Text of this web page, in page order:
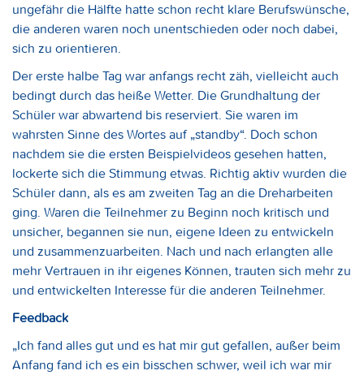
ungefähr die Hälfte hatte schon recht klare Berufswünsche,
die anderen waren noch unentschieden oder noch dabei,
sich zu orientieren.
Der erste halbe Tag war anfangs recht zäh, vielleicht auch
bedingt durch das heiße Wetter. Die Grundhaltung der
Schüler war abwartend bis reserviert. Sie waren im
wahrsten Sinne des Wortes auf „standby“. Doch schon
nachdem sie die ersten Beispielvideos gesehen hatten,
lockerte sich die Stimmung etwas. Richtig aktiv wurden die
Schüler dann, als es am zweiten Tag an die Dreharbeiten
ging. Waren die Teilnehmer zu Beginn noch kritisch und
unsicher, begannen sie nun, eigene Ideen zu entwickeln
und zusammenzuarbeiten. Nach und nach erlangten alle
mehr Vertrauen in ihr eigenes Können, trauten sich mehr zu
und entwickelten Interesse für die anderen Teilnehmer.
Feedback
„Ich fand alles gut und es hat mir gut gefallen, außer beim
Anfang fand ich es ein bisschen schwer, weil ich war mir